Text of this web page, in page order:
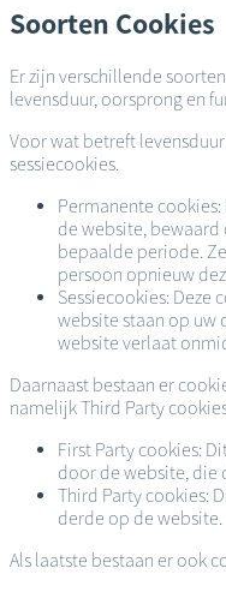
Soorten Cookies
Er zijn verschillende
levensduur, oorsprong en
Voor wat betreft
sessiecookies.
Permanente
de website,
bepaalde periode.
persoon opnieuw
Sessiecookies: Deze
website staan op uw
website verlaat
Daarnaast bestaan er
namelijk Third Party
First Party cookies:
door de website, die
Third Party cookies:
derde op de website.
Als laatste bestaan er ook